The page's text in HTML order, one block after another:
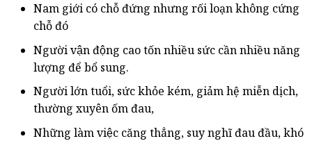
trên
phẩm
Nam giới có chỗ đứng nhưng rối loạn không cứng
chỗ đó
Người vận động cao tốn nhiều sức cần nhiều năng
lượng để bổ sung.
Người lớn tuổi, sức khỏe kém, giảm hệ miễn dịch,
thường xuyên ốm đau,
Những làm việc căng thẳng, suy nghĩ đau đầu, khó